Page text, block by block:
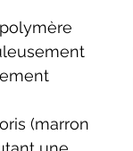
(marron